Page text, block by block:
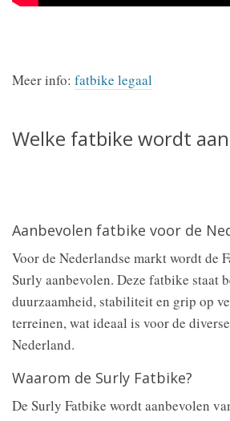
Meer info: fatbike legaal
Welke fatbike wordt
Aanbevolen fatbike voor de
Voor de Nederlandse markt wordt de
Surly aanbevolen. Deze fatbike staat
duurzaamheid, stabiliteit en grip op
terreinen, wat ideaal is voor de
Nederland.
Waarom de Surly Fatbike?
De Surly Fatbike wordt aanbevolen